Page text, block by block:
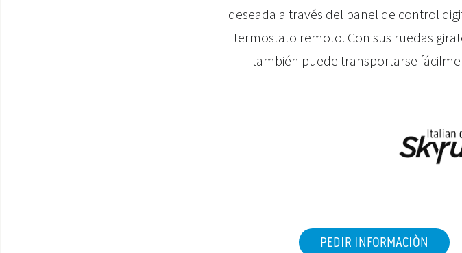
deseada a través del panel de control
termostato remoto. Con sus ruedas
también puede transportarse
PEDIR INFORMACIÒN